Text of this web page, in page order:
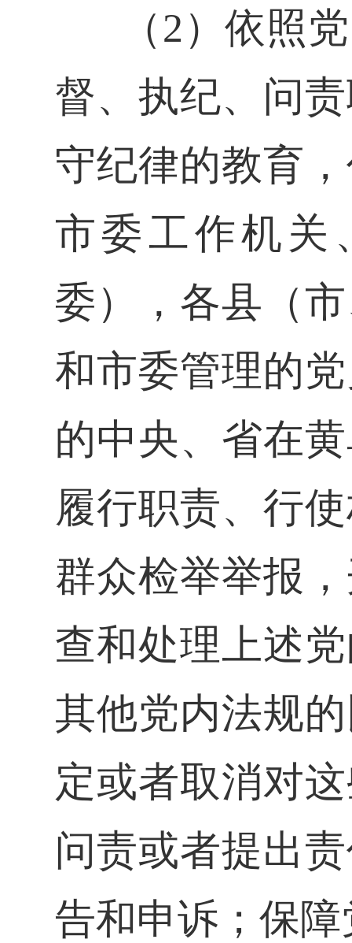
（2）依照
督、执纪、问
守纪律的教育
市委工作机关
委），各县（
和市委管理的
的中央、省在
履行职责、行
群众检举举报
查和处理上述
其他党内法规
定或者取消对
问责或者提出
告和申诉；保